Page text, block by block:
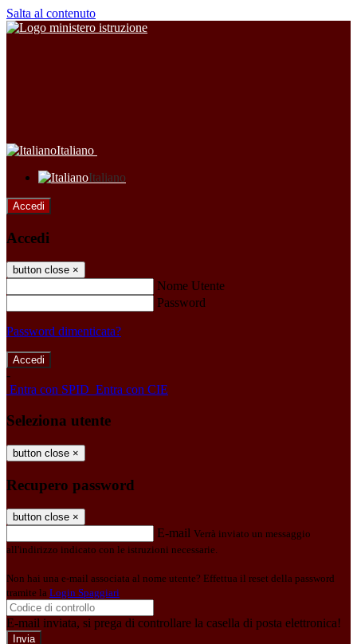
Salta al contenuto
Italiano
Italiano
Accedi
Accedi
button close ×
Nome Utente
Password
Password dimenticata?
-
Entra con SPID Entra con CIE
Seleziona utente
button close ×
Recupero password
button close ×
E-mail Verrà inviato un messaggio
all'indirizzo indicato con le istruzioni necessarie.
Non hai una e-mail associata al nome utente? Effettua il reset della password
tramite la Login Spaggiari
E-mail inviata, si prega di controllare la casella di posta elettronica!